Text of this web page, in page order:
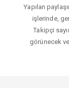
Yapılan
işlerinde,
Takipçi
görünecek